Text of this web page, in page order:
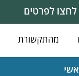
לפרטים
מהתקשורת